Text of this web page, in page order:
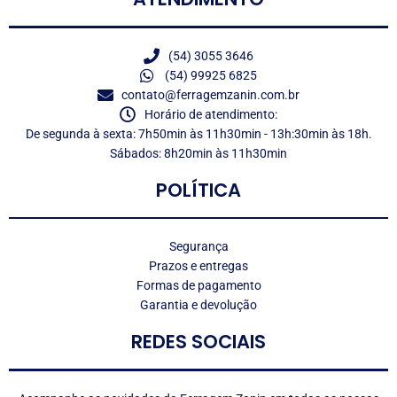
(54) 3055 3646
(54) 99925 6825
contato@ferragemzanin.com.br
Horário de atendimento:
De segunda à sexta: 7h50min às 11h30min - 13h:30min às 18h.
Sábados: 8h20min às 11h30min
POLÍTICA
Segurança
Prazos e entregas
Formas de pagamento
Garantia e devolução
REDES SOCIAIS